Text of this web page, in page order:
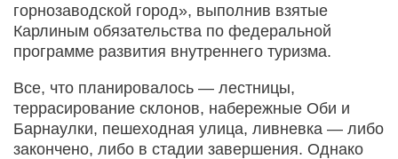
горнозаводской город», выполнив взятые
Карлиным обязательства по федеральной
программе развития внутреннего туризма.
Все, что планировалось — лестницы,
террасирование склонов, набережные Оби и
Барнаулки, пешеходная улица, ливневка — либо
закончено, либо в стадии завершения. Однако